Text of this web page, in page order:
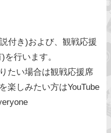
付き)および、観戦応援
行います。
たい場合は観戦応援席
楽しみたい方はYouTube